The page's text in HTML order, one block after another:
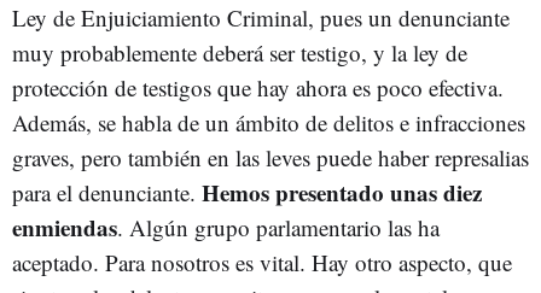
Ley de Enjuiciamiento Criminal, pues un denunciante
muy probablemente deberá ser testigo, y la ley de
protección de testigos que hay ahora es poco efectiva.
Además, se habla de un ámbito de delitos e infracciones
graves, pero también en las leves puede haber represalias
para el denunciante. Hemos presentado unas diez
enmiendas. Algún grupo parlamentario las ha
aceptado. Para nosotros es vital. Hay otro aspecto, que